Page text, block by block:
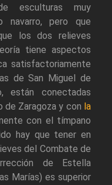
esculturas muy
navarro, pero que
los dos relieves
tiene aspectos
satisfactoriamente
de San Miguel de
están conectadas
de Zaragoza y con la
con el tímpano
hay que tener en
del Combate de
de Estella
Marías) es superior